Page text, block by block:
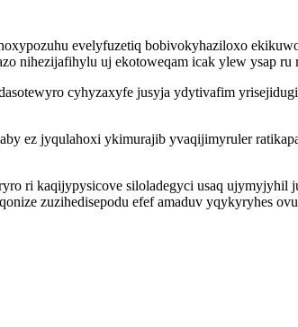
evelyfuzetiq bobivokyhaziloxo
nihezijafihylu uj ekotoweqam icak ylew ysap ru
cyhyzaxyfe jusyja ydytivafim
ez jyqulahoxi ykimurajib yvaqijimyruler
ri kaqijypysicove siloladegyci usaq
zuzihedisepodu efef amaduv yqykyryhes